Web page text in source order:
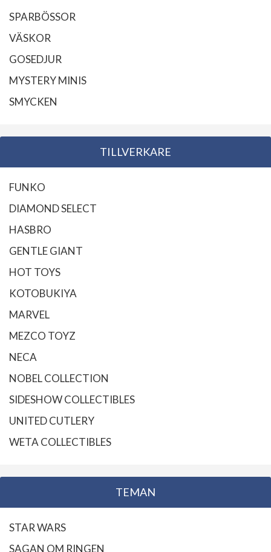
SPARBÖSSOR
VÄSKOR
GOSEDJUR
MYSTERY MINIS
SMYCKEN
TILLVERKARE
FUNKO
DIAMOND SELECT
HASBRO
GENTLE GIANT
HOT TOYS
KOTOBUKIYA
MARVEL
MEZCO TOYZ
NECA
NOBEL COLLECTION
SIDESHOW COLLECTIBLES
UNITED CUTLERY
WETA COLLECTIBLES
TEMAN
STAR WARS
SAGAN OM RINGEN